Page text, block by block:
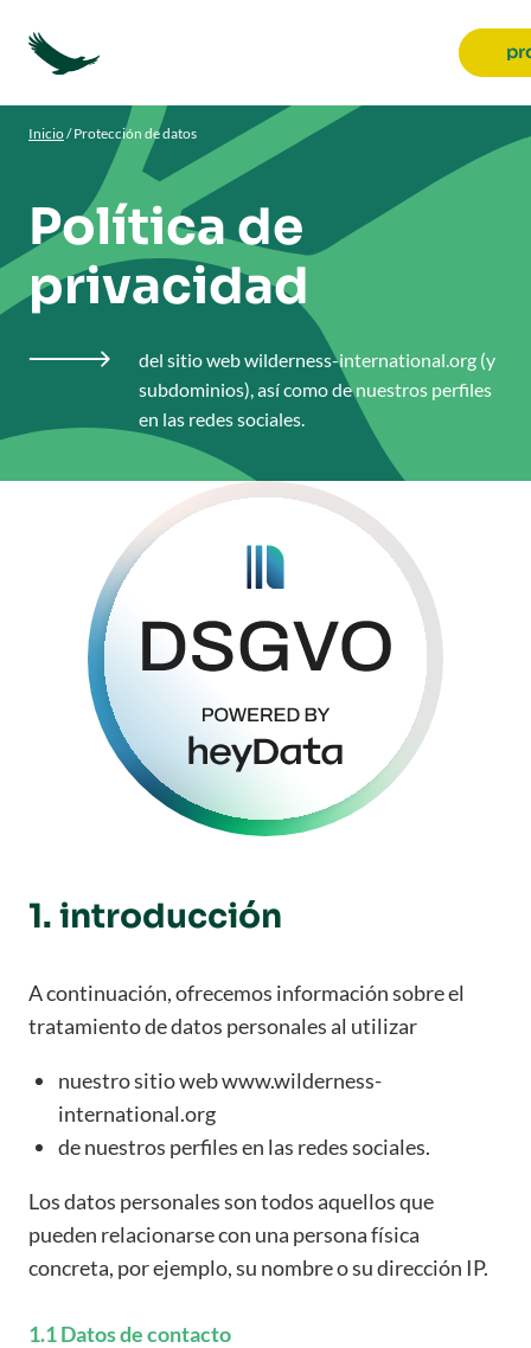
Inicio/Protección de datos
Política de
privacidad

del sitio web wilderness-international.org (y
subdominios), así como de nuestros perfiles
en las redes sociales.
1. introducción
A continuación, ofrecemos información sobre el
tratamiento de datos personales al utilizar
nuestro sitio web www.wilderness-
international.org
de nuestros perfiles en las redes sociales.
Los datos personales son todos aquellos que
pueden relacionarse con una persona física
concreta, por ejemplo, su nombre o su dirección IP.
1.1 Datos de contacto